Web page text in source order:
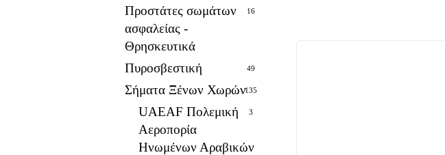
Προστάτες σωμάτων
ασφαλείας -
Θρησκευτικά
16
Πυροσβεστική 49
Σήματα Ξένων Χωρών135
UAEAF Πολεμική
Αεροπορία
Ηνωμένων Αραβικών
3